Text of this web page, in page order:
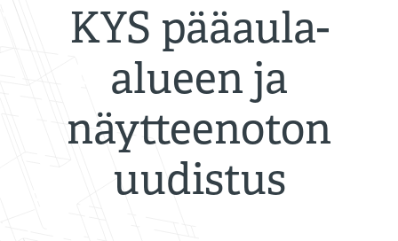
KYS pääaula-
alueen ja
näytteenoton
uudistus